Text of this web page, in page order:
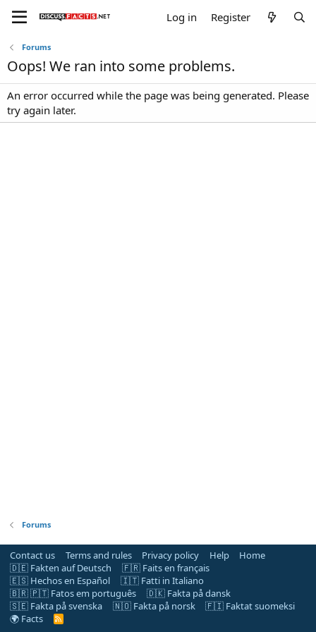
Log in Register
Forums
Oops! We ran into some problems.
An error occurred while the page was being generated. Please
try again later.
Forums
Contact us Terms and rules Privacy policy Help
Home
🇩🇪 Fakten auf Deutsch
🇫🇷 Faits en français
🇪🇸 Hechos en Español
🇮🇹 Fatti in Italiano
🇧🇷 🇵🇹 Fatos em português
🇩🇰 Fakta på dansk
🇸🇪 Fakta på svenska
🇳🇴 Fakta på norsk
🇫🇮 Faktat suomeksi
🌍 Facts
R